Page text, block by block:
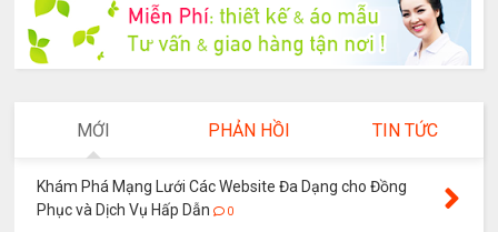
MỚI PHẢN HỒI TIN TỨC
Khám Phá Mạng Lưới Các Website Đa Dạng cho Đồng
Phục và Dịch Vụ Hấp Dẫn
0